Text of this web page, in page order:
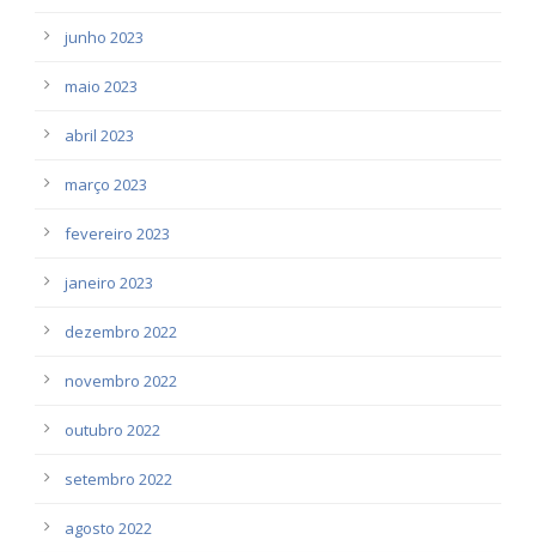
junho 2023
maio 2023
abril 2023
março 2023
fevereiro 2023
janeiro 2023
dezembro 2022
novembro 2022
outubro 2022
setembro 2022
agosto 2022